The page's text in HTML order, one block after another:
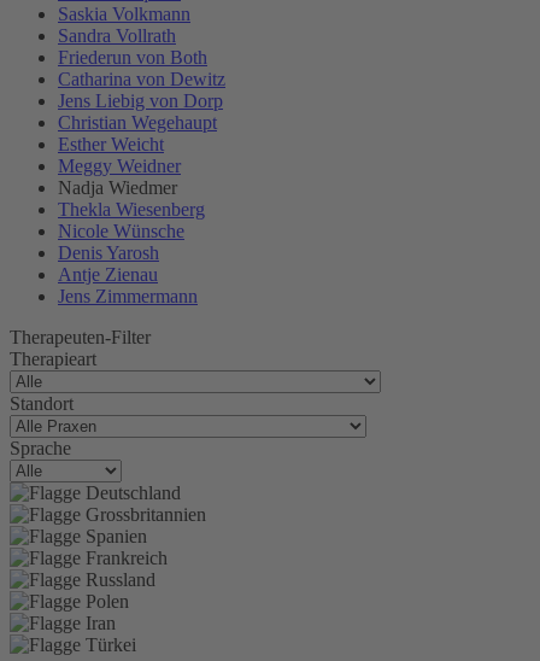
Saskia Volkmann
Sandra Vollrath
Friederun von Both
Catharina von Dewitz
Jens Liebig von Dorp
Christian Wegehaupt
Esther Weicht
Meggy Weidner
Nadja Wiedmer
Thekla Wiesenberg
Nicole Wünsche
Denis Yarosh
Antje Zienau
Jens Zimmermann
Therapeuten-Filter
Therapieart
Standort
Sprache